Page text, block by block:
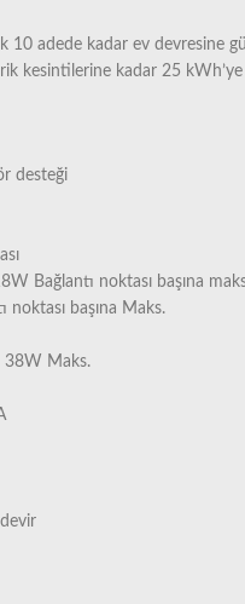
10 adede kadar ev
kesintilerine kadar 25
desteği
Bağlantı noktası başına
noktası başına Maks.
38W Maks.